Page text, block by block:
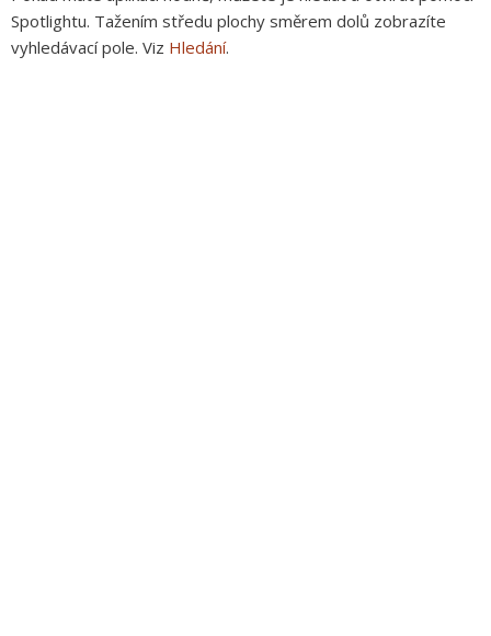
Spotlightu. Tažením středu plochy směrem dolů zobrazíte
vyhledávací pole. Viz Hledání.